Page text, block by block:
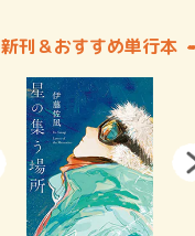
新刊＆おすすめ単行本